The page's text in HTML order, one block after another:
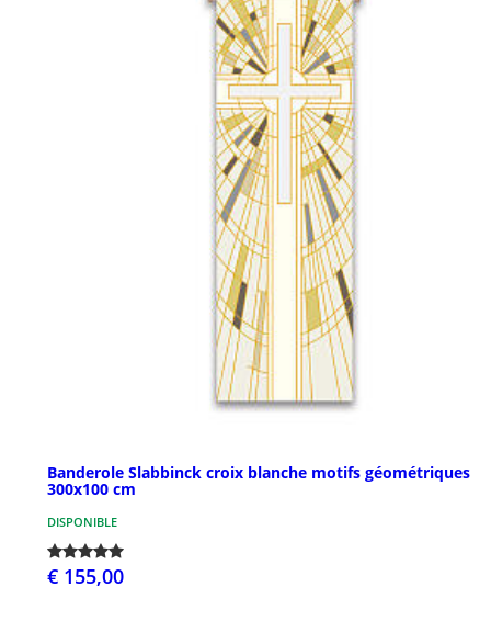
Banderole Slabbinck croix blanche motifs géométriques
300x100 cm
DISPONIBLE
€ 155,00